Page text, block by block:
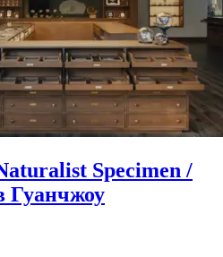
Specimen /
Гуанчжоу